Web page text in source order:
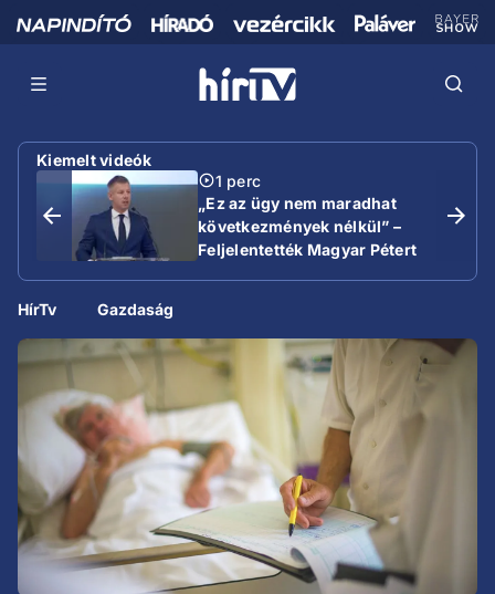
Kiemelt videók
1 perc
„Ez az ügy nem maradhat
következmények nélkül” –
Feljelentették Magyar Pétert
HírTv Gazdaság